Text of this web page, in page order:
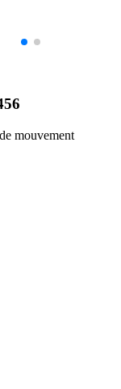
mouvement